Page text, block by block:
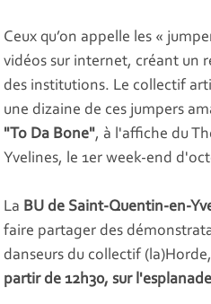
Ceux qu’on appelle les «
vidéos sur internet, créant un
des institutions. Le collectif
une dizaine de ces jumpers
"To Da Bone", à l'affiche du
Yvelines, le 1er week-end
La BU de Saint-Quentin-en-
faire partager des
danseurs du collectif (la)Horde,
partir de 12h30, sur